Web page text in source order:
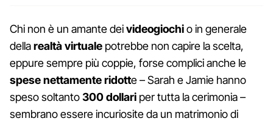
Chi non è un amante deivideogiochio in generale
dellarealtà virtuale potrebbe non capire la scelta,
eppure sempre più coppie, forse complici anche le
spese nettamente ridotte – Sarah e Jamie hanno
speso soltanto300 dollari per tutta la cerimonia –
sembrano essere incuriosite da un matrimonio di